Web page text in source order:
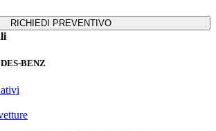
RICHIEDI PREVENTIVO
BENZ